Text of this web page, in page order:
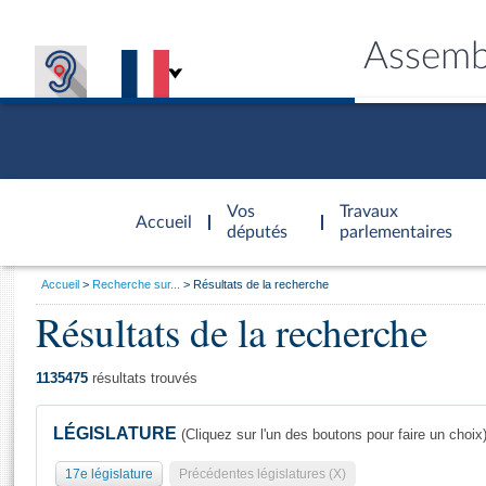
Accueil
d'accueil
Vos
députés
Travaux
parlementaires
Général
Vous
Accueil Recherche sur... Résultats de la recherche
Résultats de la recherche
1135475 résultats trouvés
LÉGISLATURE (Cliquez sur l'un des boutons pour faire un choix)
17e législature Précédentes législatures (X)